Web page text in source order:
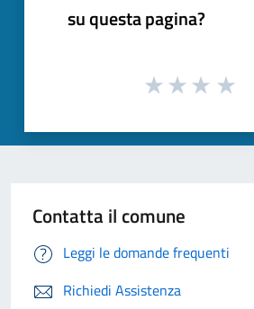
su questa pagina?
Contatta il comune
Leggi le domande frequenti
Richiedi Assistenza